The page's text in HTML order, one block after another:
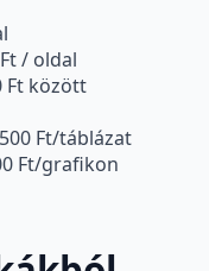
/ oldal
Ft között
Ft/táblázat
Ft/grafikon